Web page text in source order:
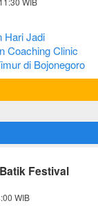
Hari Jadi
Coaching Clinic
di Bojonegoro
Festival
WIB